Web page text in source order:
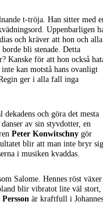
t-tröja. Han sitter med
Uppenbarligen
och kräver att hon och alla
bli stenade. Detta
Kanske för att hon också
kan motstå hans ovanligt
ger i alla fall inga
och göra det mesta
av sin styvdotter, en
Peter Konwitschny gör
blir att man inte bryr
i musiken kvaddas.
Salome. Hennes röst växer
blir vibratot lite väl stort,
är kraftfull i Johannes